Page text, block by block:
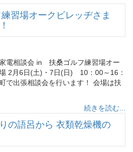
習場オークビレッヂさま
電相談会 in 扶桑ゴルフ練習場オー
2月6日(土)・7日(日) 10：00～16：
で出張相談会を行います！ 会場は扶
続きを読む...
の語呂から 衣類乾燥機の